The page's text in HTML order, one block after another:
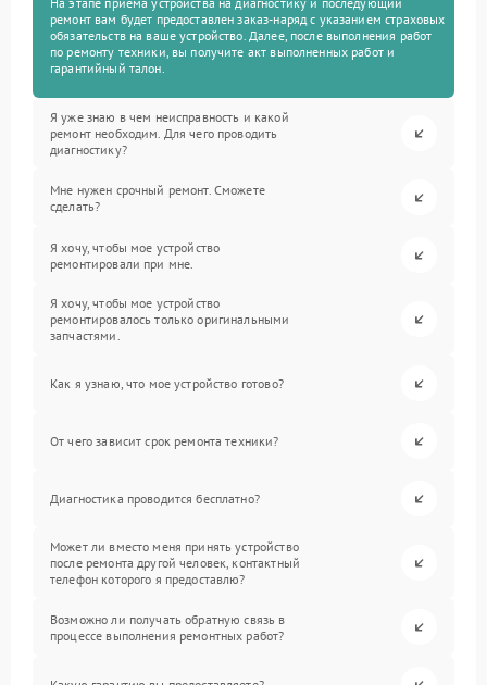
ремонт вам будет предоставлен заказ-наряд с указанием страховых
обязательств на ваше устройство. Далее, после выполнения работ
по ремонту техники, вы получите акт выполненных работ и
гарантийный талон.
Я уже знаю в чем неисправность и какой
ремонт необходим. Для чего проводить
диагностику?
Мне нужен срочный ремонт. Сможете
сделать?
Я хочу, чтобы мое устройство
ремонтировали при мне.
Я хочу, чтобы мое устройство
ремонтировалось только оригинальными
запчастями.
Как я узнаю, что мое устройство готово?
От чего зависит срок ремонта техники?
Диагностика проводится бесплатно?
Может ли вместо меня принять устройство
после ремонта другой человек, контактный
телефон которого я предоставлю?
Возможно ли получать обратную связь в
процессе выполнения ремонтных работ?